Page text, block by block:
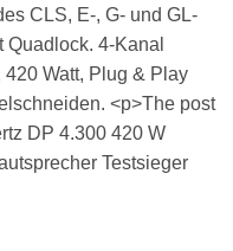
CLS, E-, G- und GL-
Quadlock. 4-Kanal
420 Watt, Plug & Play
<p>The post
DP 4.300 420 W
Testsieger